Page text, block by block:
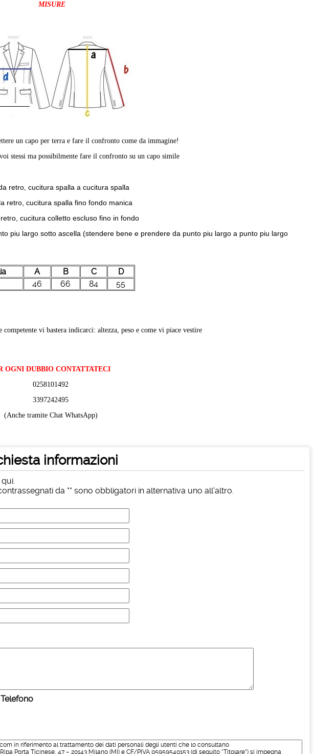
MISURE
un capo per terra e fare il confronto come da immagine!
stessi ma possibilmente fare il confronto su un capo simile
retro, cucitura spalla a cucitura spalla
retro, cucitura spalla fino fondo manica
cucitura colletto escluso fino in fondo
piu largo sotto ascella (stendere bene e prendere da punto piu largo a punto piu largo
A B C
D
46 66 84 55
competente vi bastera indicarci: altezza, peso e come vi piace vestire
OGNI DUBBIO CONTATTATECI
0258101492
3397242495
(Anche tramite Chat WhatsApp)
informazioni
da ** sono obbligatori in alternativa uno all'altro.
Telefono